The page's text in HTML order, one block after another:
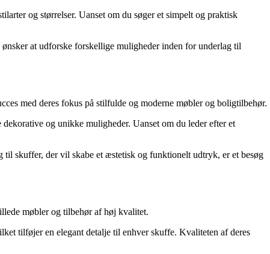
og størrelser. Uanset om du søger et simpelt og praktisk
at udforske forskellige muligheder inden for underlag til
med deres fokus på stilfulde og moderne møbler og boligtilbehør.
og unikke muligheder. Uanset om du leder efter et
skuffer, der vil skabe et æstetisk og funktionelt udtryk, er et besøg
møbler og tilbehør af høj kvalitet.
tilføjer en elegant detalje til enhver skuffe. Kvaliteten af deres